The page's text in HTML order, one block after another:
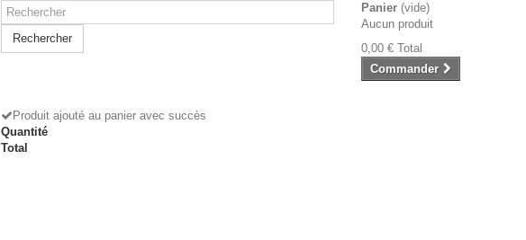
Rechercher
Panier (vide)
Aucun produit
0,00 € Total
Commander
Produit ajouté au panier avec succès
Quantité
Total